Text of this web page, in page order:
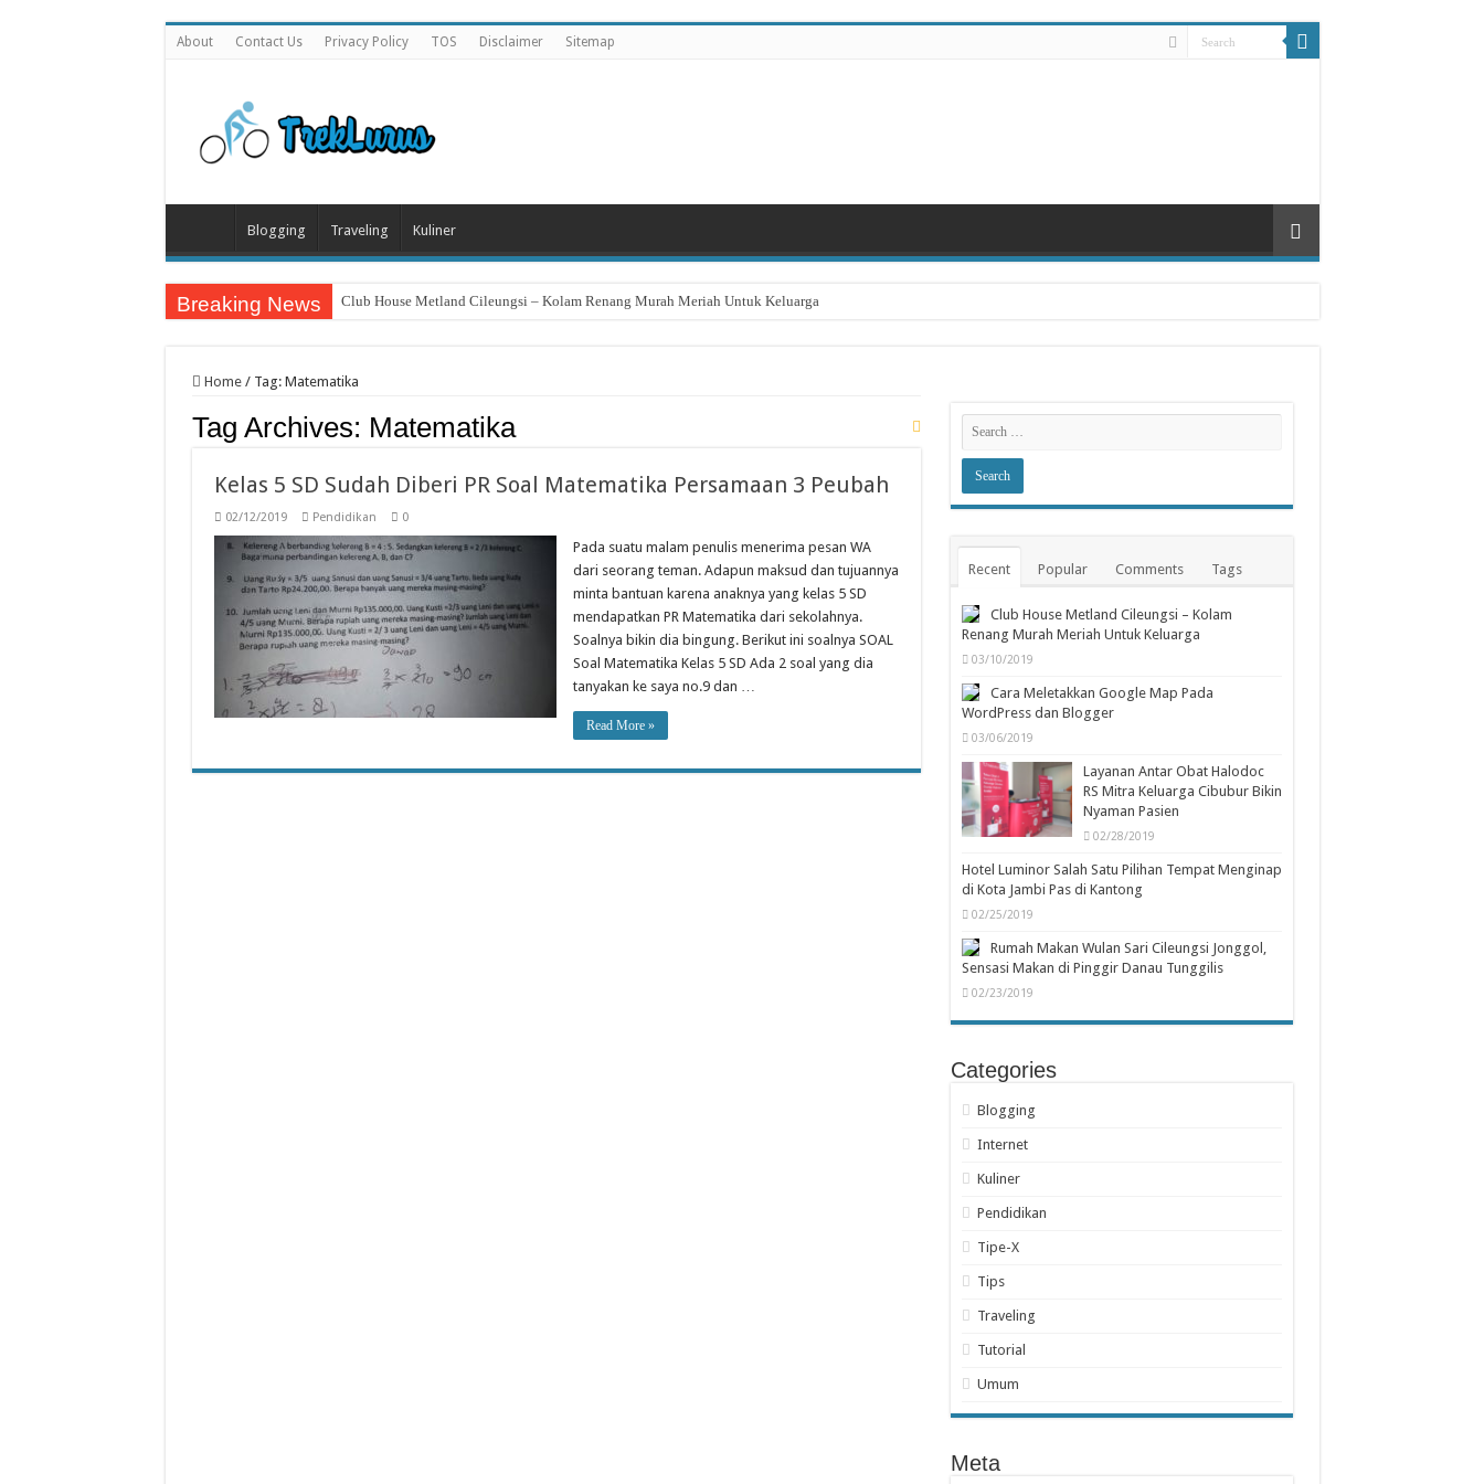
About Contact Us Privacy Policy TOS Disclaimer Sitemap
Blogging Traveling Kuliner
Breaking News Club House Metland Cileungsi – Kolam Renang Murah Meriah Untuk Keluarga
Home / Tag: Matematika
Tag Archives: Matematika
Kelas 5 SD Sudah Diberi PR Soal Matematika Persamaan 3 Peubah
02/12/2019 Pendidikan 0
Pada suatu malam penulis menerima pesan WA
dari seorang teman. Adapun maksud dan tujuannya
minta bantuan karena anaknya yang kelas 5 SD
mendapatkan PR Matematika dari sekolahnya.
Soalnya bikin dia bingung. Berikut ini soalnya SOAL
Soal Matematika Kelas 5 SD Ada 2 soal yang dia
tanyakan ke saya no.9 dan …
Read More »
Recent Popular Comments Tags
Club House Metland Cileungsi – Kolam
Renang Murah Meriah Untuk Keluarga
03/10/2019
Cara Meletakkan Google Map Pada
WordPress dan Blogger
03/06/2019
Layanan Antar Obat Halodoc
RS Mitra Keluarga Cibubur Bikin
Nyaman Pasien
02/28/2019
Hotel Luminor Salah Satu Pilihan Tempat Menginap
di Kota Jambi Pas di Kantong
02/25/2019
Rumah Makan Wulan Sari Cileungsi Jonggol,
Sensasi Makan di Pinggir Danau Tunggilis
02/23/2019
Categories
Blogging
Internet
Kuliner
Pendidikan
Tipe-X
Tips
Traveling
Tutorial
Umum
Meta